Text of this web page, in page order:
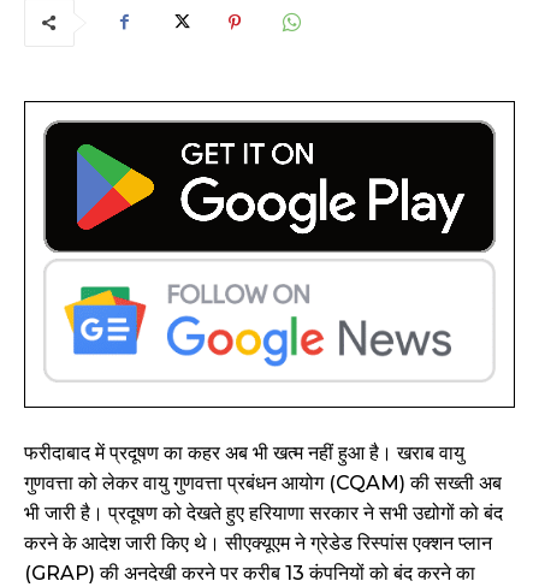
फरीदाबाद में प्रदूषण का कहर अब भी खत्म नहीं हुआ है। खराब वायु
गुणवत्ता को लेकर वायु गुणवत्ता प्रबंधन आयोग (CQAM) की सख्ती अब
भी जारी है। प्रदूषण को देखते हुए हरियाणा सरकार ने सभी उद्योगों को बंद
करने के आदेश जारी किए थे। सीएक्यूएम ने ग्रेडेड रिस्पांस एक्शन प्लान
(GRAP) की अनदेखी करने पर करीब 13 कंपनियों को बंद करने का